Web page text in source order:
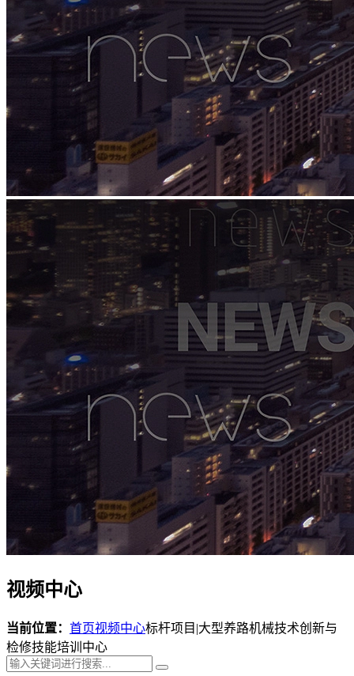
视频中心
当前位置： 首页视频中心标杆项目|大型养路机械技术创新与
检修技能培训中心